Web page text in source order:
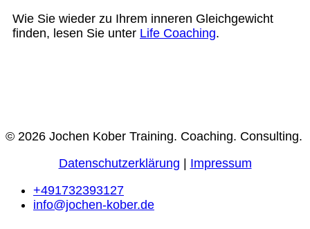
Wie Sie wieder zu Ihrem inneren Gleichgewicht
finden, lesen Sie unter Life Coaching.
© 2026 Jochen Kober Training. Coaching. Consulting.
Datenschutzerklärung
Impressum
+491732393127
info@jochen-kober.de